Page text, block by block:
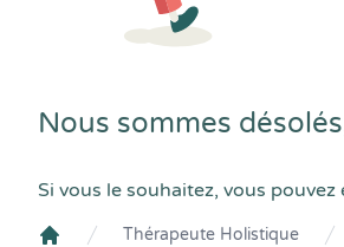
Nous sommes
Si vous le souhaitez, vous
Thérapeute Holistique